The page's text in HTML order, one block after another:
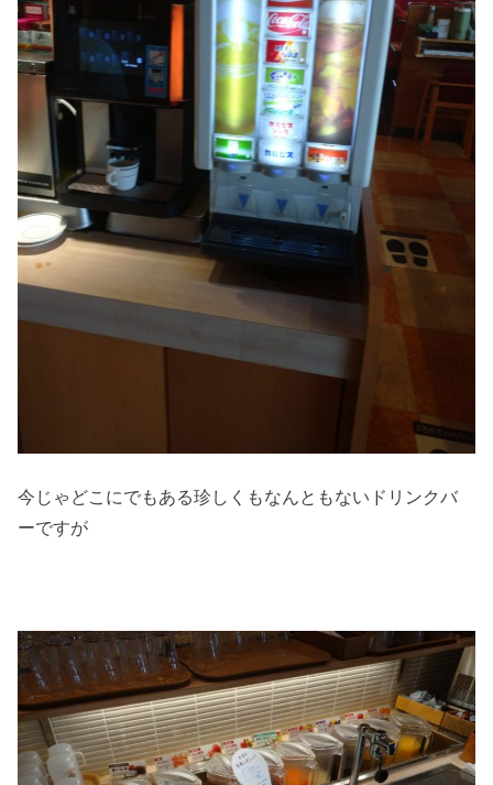
今じゃどこにでもある珍しくもなんともないドリンクバ
ーですが